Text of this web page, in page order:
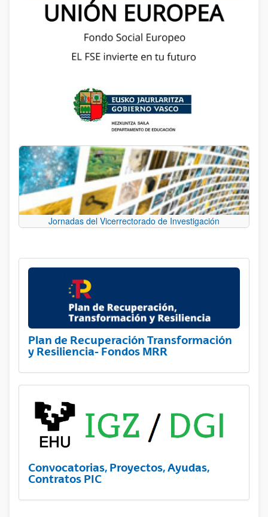
Jornadas del Vicerrectorado de Investigación
Plan de Recuperación Transformación
y Resiliencia- Fondos MRR
Convocatorias, Proyectos, Ayudas,
Contratos PIC